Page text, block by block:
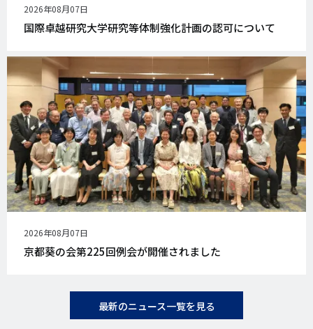
公
開
日
2026年08月07日
国際卓越研究大学研究等体制強化計画の認可について
公
開
日
2026年08月07日
京都葵の会第225回例会が開催されました
最新のニュース一覧を見る